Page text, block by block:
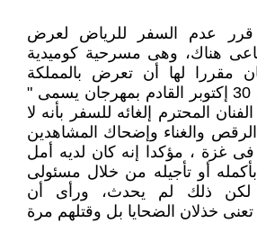
قرر عدم السفر للرياض لعرض
هناك، وهى مسرحية كوميدية
مقررا لها أن تعرض بالمملكة
العربية السعودية يوم 30 إكتوبر القادم بمهرجان يسمى "
المحترم إلغائه للسفر بأنه لا
والغناء وإضحاك المشاهدين
فى غزة ، مؤكدا إنه كان لديه أمل
أو تأجيله من خلال مسئولى
لكن ذلك لم يحدث، ورأى أن
خذلان الضحايا بل وقتلهم مرة